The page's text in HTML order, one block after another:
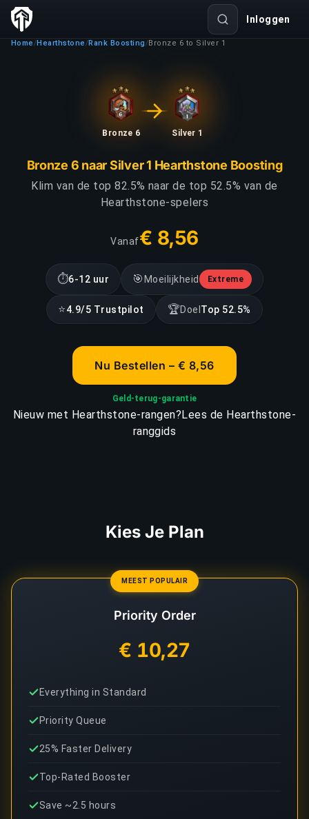
Inloggen
Home /Hearthstone /Rank Boosting /Bronze 6 to Silver 1
Bronze 6 Silver 1
Bronze 6 naar Silver 1 Hearthstone Boosting
Klim van de top 82.5% naar de top 52.5% van de
Hearthstone-spelers
Vanaf€ 8,56
⏱6-12 uur 🎯 Moeilijkheid Extreme
⭐4.9/5 Trustpilot 🏆Doel Top 52.5%
Nu Bestellen – € 8,56
Geld-terug-garantie
Nieuw met Hearthstone-rangen?Lees de Hearthstone-
ranggids
Kies Je Plan
MEEST POPULAIR
Priority Order
€ 10,27
Everything in Standard
Priority Queue
25% Faster Delivery
Top-Rated Booster
Save ~2.5 hours